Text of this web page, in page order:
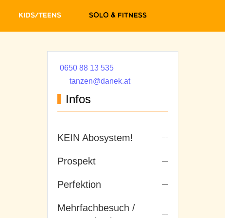
Kids/Teens Solo & Fitness
0650 88 13 535
tanzen@danek.at
Infos
KEIN Abosystem!
Prospekt
Perfektion
Mehrfachbesuch /